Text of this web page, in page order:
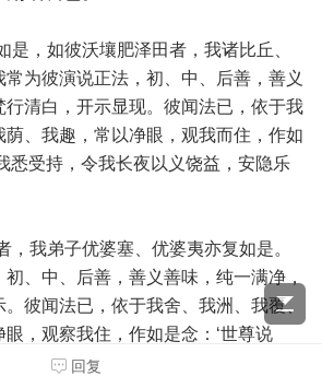
是，如彼沃壤肥泽田者，我诸比丘、
常为彼演说正法，初、中、后善，善义
行清白，开示显现。彼闻法已，依于我
、我趣，常以净眼，观我而住，作如
悉受持，令我长夜以义饶益，安隐乐
，我弟子优婆塞、优婆夷亦复如是。
、中、后善，善义善味，纯一满净，
彼闻法已，依于我舍、我洲、我覆、
，观察我住，作如是念：‘世尊说
夜以义饶益，安隐乐住。’
回复